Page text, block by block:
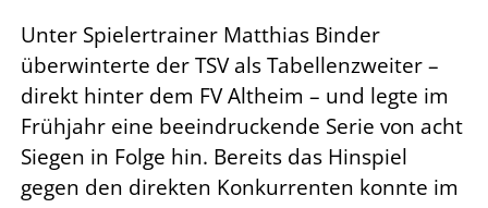
Unter Spielertrainer Matthias Binder
überwinterte der TSV als Tabellenzweiter –
direkt hinter dem FV Altheim – und legte im
Frühjahr eine beeindruckende Serie von acht
Siegen in Folge hin. Bereits das Hinspiel
gegen den direkten Konkurrenten konnte im